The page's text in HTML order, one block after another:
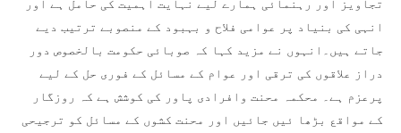
تجاویز اور رہنمائی ہمارے لیے نہایت اہمیت کی حامل ہے اور
انہی کی بنیاد پر عوامی فلاح و بہبود کے منصوبے ترتیب دیے
جاتے ہیں۔انہوں نے مزید کہا کہ صوبائی حکومت بالخصوص دور
دراز علاقوں کی ترقی اور عوام کے مسائل کے فوری حل کے لیے
پرعزم ہے۔ محکمہ محنت وافرادی پاور کی کوشش ہے کہ روزگار
کے مواقع بڑھا ئیں جائیں اور محنت کشوں کے مسائل کو ترجیحی